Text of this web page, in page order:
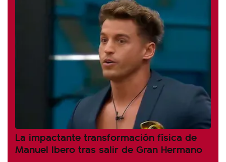
La impactante transformación física de
Manuel Ibero tras salir de Gran Hermano